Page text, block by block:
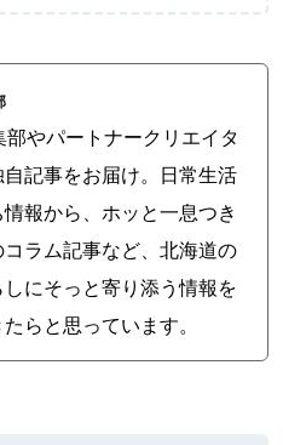
部やパートナークリエイタ
自記事をお届け。日常生活
報から、ホッと一息つき
コラム記事など、北海道の
にそっと寄り添う情報を
らと思っています。